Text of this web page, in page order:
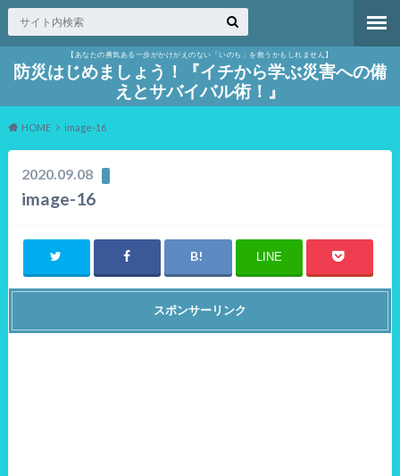
【あなたの勇気ある一歩がかけがえのない「いのち」を救うかもしれません】
防災はじめましょう！『イチから学ぶ災害への備
えとサバイバル術！』
HOME image-16
2020.09.08
image-16
LINE
スポンサーリンク